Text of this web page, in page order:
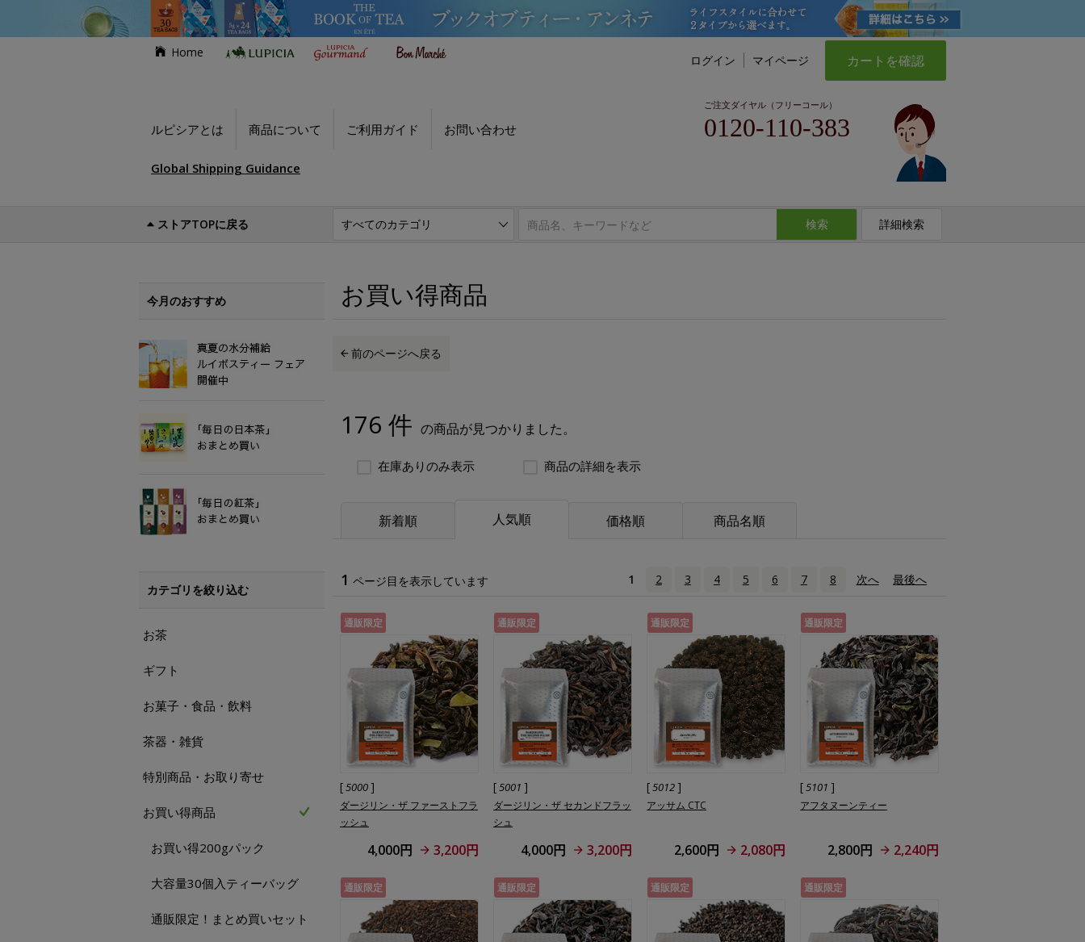
Home
ログイン マイページ カートを確認
ルピシアとは 商品について ご利用ガイド お問い合わせ
ご注文ダイヤル（フリーコール）
0120-110-383
Global Shipping Guidance
ストアTOPに戻る 検索 詳細検索
お買い得商品
前のページへ戻る
176 件 の商品が見つかりました。
在庫ありのみ表示 商品の詳細を表示
新着順 人気順 価格順 商品名順
1 ページ目を表示しています 1 2 3 4 5 6 7 8 次へ 最後へ
通販限定
[5000 ]
ダージリン・ザ ファーストフラ
ッシュ
4,000円 3,200円
通販限定
[5001 ]
ダージリン・ザ セカンドフラッ
シュ
4,000円 3,200円
通販限定
[5012 ]
アッサム CTC
2,600円 2,080円
通販限定
[5101 ]
アフタヌーンティー
2,800円 2,240円
通販限定 通販限定 通販限定 通販限定
今月のおすすめ
カテゴリを絞り込む
お茶
ギフト
お菓子・食品・飲料
茶器・雑貨
特別商品・お取り寄せ
お買い得商品
お買い得200gパック
大容量30個入ティーバッグ
通販限定！まとめ買いセット